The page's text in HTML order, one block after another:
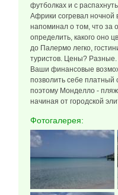
футболках и с
Африки согревал ночной
напоминал о том, что за
определить, какого оно
до Палермо легко,
туристов. Цены?
Ваши финансовые
позволить себе
поэтому Монделло -
начиная от городской
Фотогалерея: